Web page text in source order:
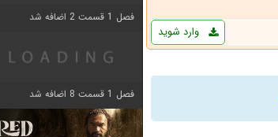
وارد شوید
فصل 1 قسمت 2 اضافه شد
فصل 1 قسمت 8 اضافه شد